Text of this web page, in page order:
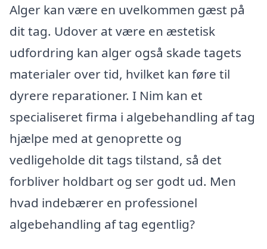
Alger kan være en uvelkommen gæst på
dit tag. Udover at være en æstetisk
udfordring kan alger også skade tagets
materialer over tid, hvilket kan føre til
dyrere reparationer. I Nim kan et
specialiseret firma i algebehandling af tag
hjælpe med at genoprette og
vedligeholde dit tags tilstand, så det
forbliver holdbart og ser godt ud. Men
hvad indebærer en professionel
algebehandling af tag egentlig?